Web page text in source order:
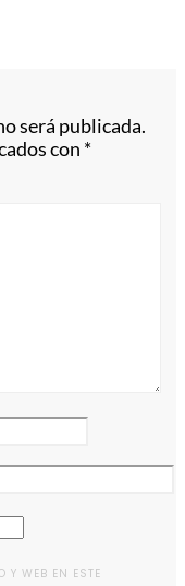
será publicada.
con *
Y WEB EN ESTE